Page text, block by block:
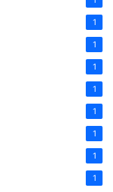
1
1
1
1
1
1
1
1